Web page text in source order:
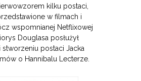
kilku postaci,
w filmach i
wspomnianej Netflixowej
Douglasa posłużył
postaci Jacka
o Hannibalu Lecterze.